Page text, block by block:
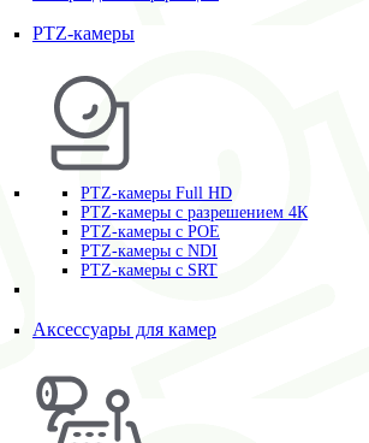
PTZ-камеры
PTZ-камеры Full HD
PTZ-камеры с разрешением 4К
PTZ-камеры с POE
PTZ-камеры c NDI
PTZ-камеры с SRT
Аксессуары для камер